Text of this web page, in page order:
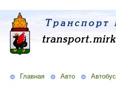
Главная Авто Автобус